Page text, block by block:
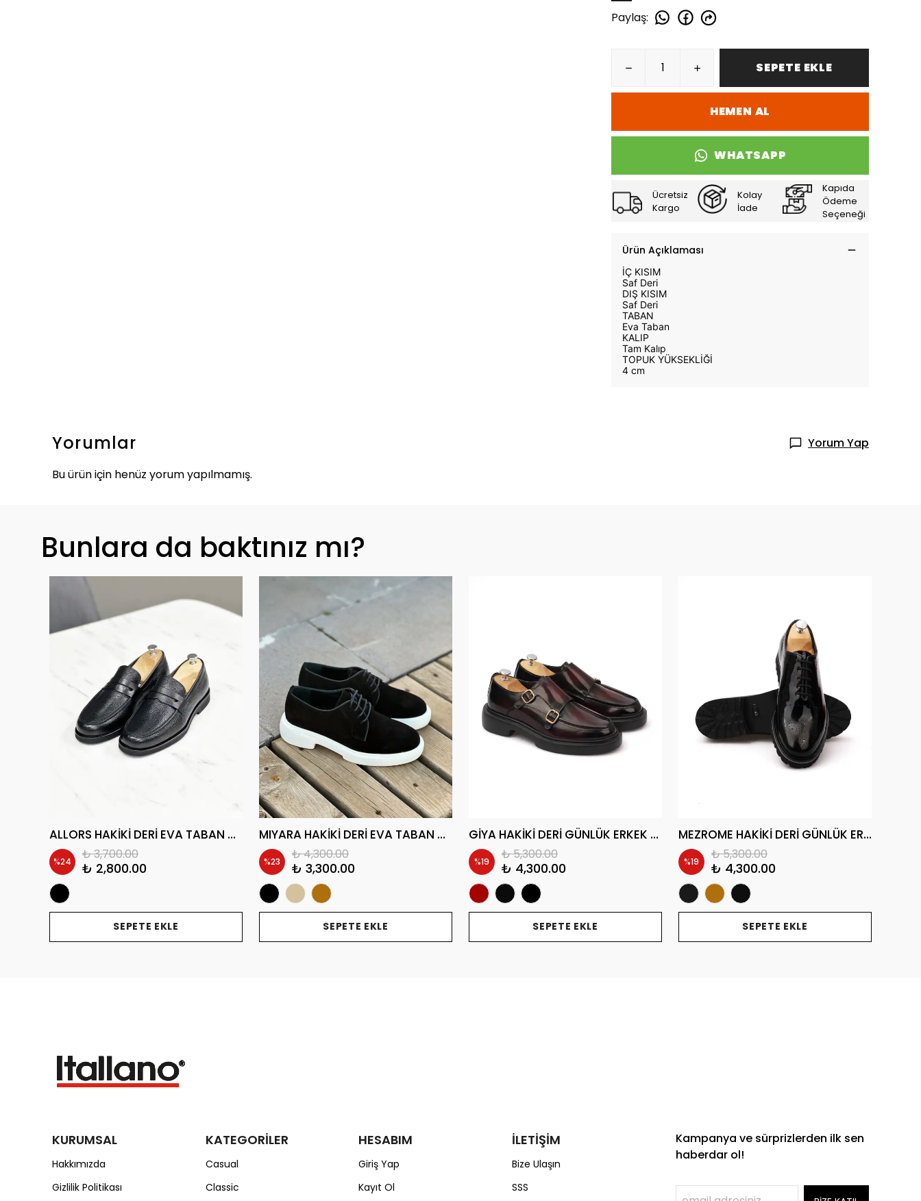
Paylaş:
SEPETE EKLE
HEMEN AL
WHATSAPP
Ücretsiz
Kargo
Kolay
İade
Kapıda
Ödeme
Seçeneği
Ürün Açıklaması
İÇ KISIM
Saf Deri
DIŞ KISIM
Saf Deri
TABAN
Eva Taban
KALIP
Tam Kalıp
TOPUK YÜKSEKLİĞİ
4 cm
Yorumlar
Yorum Yap
Bu ürün için henüz yorum yapılmamış.
Bunlara da baktınız mı?
ALLORS HAKİKİ DERİ EVA TABAN GÜNLÜK KLASİK ERKEK AYAKKABI
%24 ₺ 3,700.00
₺ 2,800.00
SEPETE EKLE
MIYARA HAKİKİ DERİ EVA TABAN GÜNLÜK ERKEK KLASİK AYAKKABI
%23 ₺ 4,300.00
₺ 3,300.00
SEPETE EKLE
GİYA HAKİKİ DERİ GÜNLÜK ERKEK KLASİK AYAKKABI
%19 ₺ 5,300.00
₺ 4,300.00
SEPETE EKLE
MEZROME HAKİKİ DERİ GÜNLÜK ERKEK KLASİK AYAKKABI
%19 ₺ 5,300.00
₺ 4,300.00
SEPETE EKLE
KURUMSAL
Hakkımızda
Gizlilik Politikası
KATEGORİLER
Casual
Classic
HESABIM
Giriş Yap
Kayıt Ol
İLETİŞİM
Bize Ulaşın
SSS
Kampanya ve sürprizlerden ilk sen
haberdar ol!